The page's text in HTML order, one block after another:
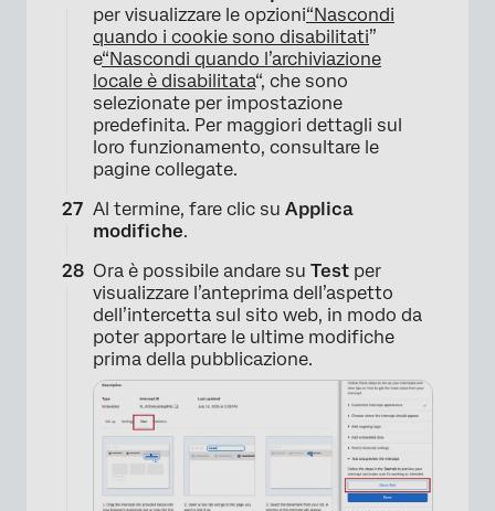
×
×
per visualizzare le opzioni“Nascondi
quando i cookie sono disabilitati”
e“Nascondi quando l’archiviazione
locale è disabilitata“, che sono
selezionate per impostazione
predefinita. Per maggiori dettagli sul
loro funzionamento, consultare le
pagine collegate.
Al termine, fare clic su Applica
modifiche.
Ora è possibile andare su Test per
visualizzare l’anteprima dell’aspetto
dell’intercetta sul sito web, in modo da
poter apportare le ultime modifiche
prima della pubblicazione.